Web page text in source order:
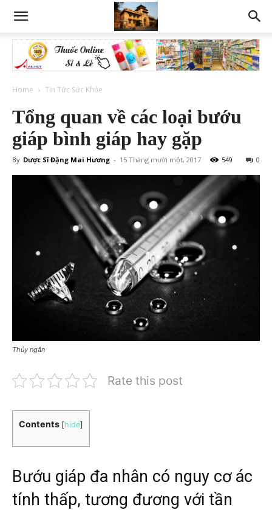
Home Tin Tức Sức Khỏe
Tổng quan về các loại bướu
giáp bình giáp hay gặp
By Dược Sĩ Đặng Mai Hương - 15 Tháng mười một, 2017 0
549
Thủy ngân
Rate this post
Contents [hide]
Bướu giáp đa nhân có nguy cơ ác
tính thấp, tương đương với tần